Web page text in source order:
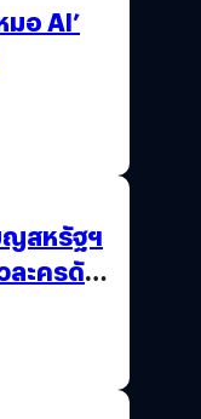
อ AI’
ญสหรัฐฯ
ละครดัง